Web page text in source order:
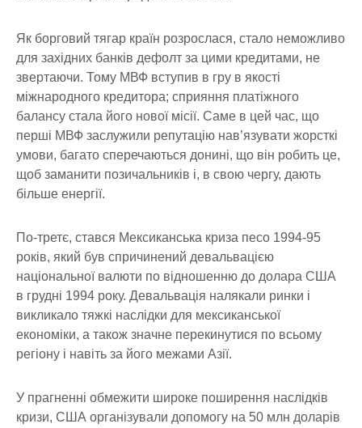
Як борговий тягар країн розрослася, стало неможливо
для західних банків дефолт за цими кредитами, не
звертаючи. Тому МВФ вступив в гру в якості
міжнародного кредитора; сприяння платіжного
балансу стала його нової місії. Саме в цей час, що
перші МВФ заслужили репутацію нав’язувати жорсткі
умови, багато сперечаються донині, що він робить це,
щоб заманити позичальників і, в свою чергу, дають
більше енергії.
По-третє, стався Мексиканська криза песо 1994-95
років, який був спричинений девальвацією
національної валюти по відношенню до долара США
в грудні 1994 року. Девальвація налякали ринки і
викликало тяжкі наслідки для мексиканської
економіки, а також значне перекинутися по всьому
регіону і навіть за його межами Азії.
У прагненні обмежити широке поширення наслідків
кризи, США організували допомогу на 50 млн доларів